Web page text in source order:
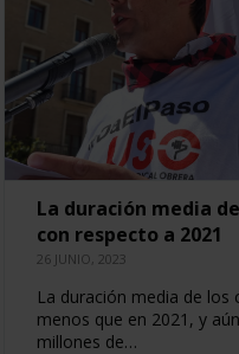
La duración media
con respecto a 2021
26 JUNIO, 2023
La duración media de los
menos que en 2021, y
millones de…